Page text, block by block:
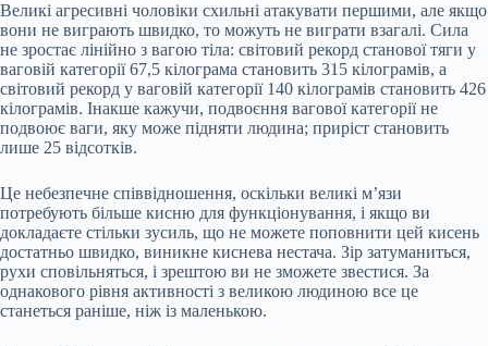
Великі агресивні чоловіки схильні атакувати першими, але якщо
вони не виграють швидко, то можуть не виграти взагалі. Сила
не зростає лінійно з вагою тіла: світовий рекорд станової тяги у
ваговій категорії 67,5 кілограма становить 315 кілограмів, а
світовий рекорд у ваговій категорії 140 кілограмів становить 426
кілограмів. Інакше кажучи, подвоєння вагової категорії не
подвоює ваги, яку може підняти людина; приріст становить
лише 25 відсотків.
Це небезпечне співвідношення, оскільки великі м’язи
потребують більше кисню для функціонування, і якщо ви
докладаєте стільки зусиль, що не можете поповнити цей кисень
достатньо швидко, виникне киснева нестача. Зір затуманиться,
рухи сповільняться, і зрештою ви не зможете звестися. За
однакового рівня активності з великою людиною все це
станеться раніше, ніж із маленькою.